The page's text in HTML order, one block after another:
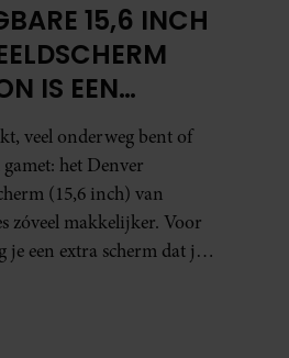
15,6 INCH
IS EEN
VOOR
ÉN BINGE-
veel onderweg bent of
het Denver
(15,6 inch) van
zóveel makkelijker. Voor
een extra scherm dat je